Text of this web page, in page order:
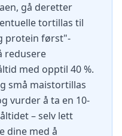
gå deretter
tortillas til
protein først"-
redusere
med opptil 40 %.
små maistortillas
vurder å ta en 10-
– selv lett
dine med å